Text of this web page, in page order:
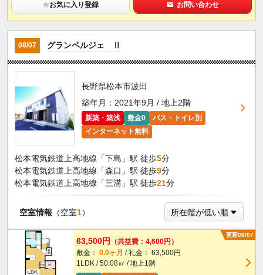
★お気に入り登録 お問い合わせ
08/07 グランベルジェ Ⅱ
長野県松本市波田
築年月：2021年9月 / 地上2階
新築・築浅 敷金0
バス・トイレ別
インターネット無料
松本電気鉄道上高地線「下島」駅 徒歩5分
松本電気鉄道上高地線「森口」駅 徒歩9分
松本電気鉄道上高地線「三溝」駅 徒歩21分
空室情報 （空室1）
更新08/07
63,500円
（共益費：4,600円）
敷金： 0.0ヶ月 / 礼金： 63,500円
1LDK / 50.08㎡ / 地上1階